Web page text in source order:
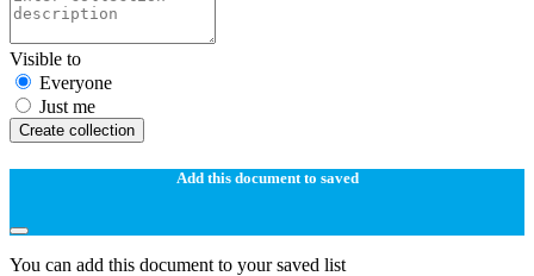
Visible to
Everyone
Just me
Create collection
Add this document to saved
You can add this document to your saved list